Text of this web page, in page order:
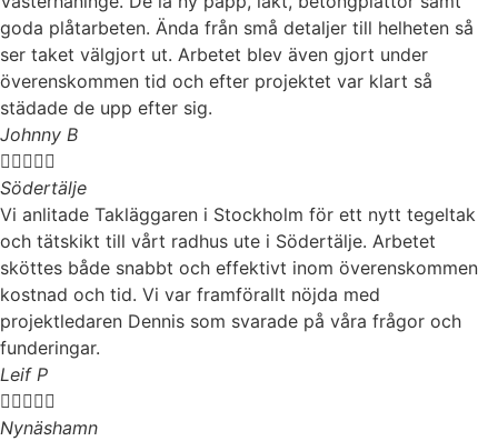
goda plåtarbeten. Ända från små detaljer till helheten så
ser taket välgjort ut. Arbetet blev även gjort under
överenskommen tid och efter projektet var klart så
städade de upp efter sig.
Johnny B

Södertälje
Vi anlitade Takläggaren i Stockholm för ett nytt tegeltak
och tätskikt till vårt radhus ute i Södertälje. Arbetet
sköttes både snabbt och effektivt inom överenskommen
kostnad och tid. Vi var framförallt nöjda med
projektledaren Dennis som svarade på våra frågor och
funderingar.
Leif P

Nynäshamn